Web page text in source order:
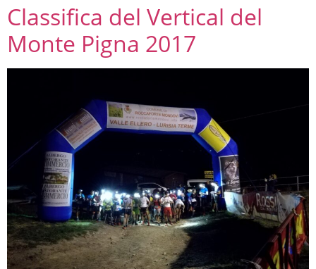
Classifica del Vertical del
Monte Pigna 2017